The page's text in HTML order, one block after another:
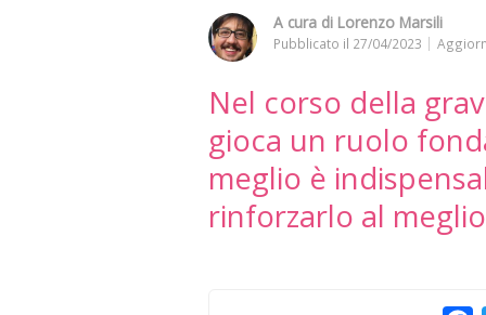
A cura di Lorenzo Marsili
Pubblicato il 27/04/2023
Nel corso della
gioca un ruolo
meglio è
rinforzarlo al meglio